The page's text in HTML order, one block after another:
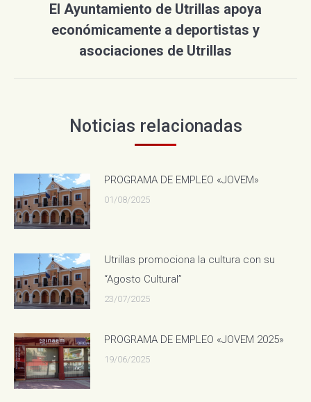
Publicación
siguiente:
El Ayuntamiento de Utrillas apoya
económicamente a deportistas y
asociaciones de Utrillas
Noticias relacionadas
PROGRAMA DE EMPLEO «JOVEM»
01/08/2025
Utrillas promociona la cultura con su
“Agosto Cultural”
23/07/2025
PROGRAMA DE EMPLEO «JOVEM 2025»
19/06/2025